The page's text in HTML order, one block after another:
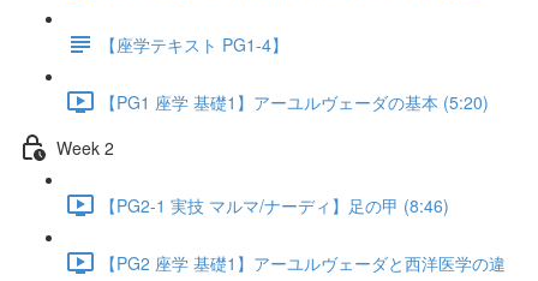
【座学テキスト PG1-4】
【PG1 座学 基礎1】アーユルヴェーダの基本 (5:20)
Week 2
【PG2-1 実技 マルマ/ナーディ】足の甲 (8:46)
【PG2 座学 基礎1】アーユルヴェーダと西洋医学の違